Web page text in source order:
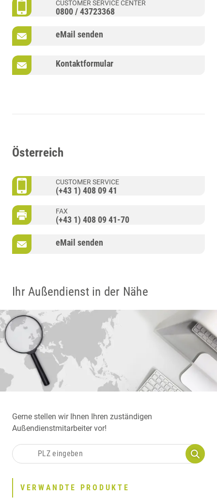
CUSTOMER SERVICE CENTER
0800 / 43723368
eMail senden
Kontaktformular
Österreich
CUSTOMER SERVICE
(+43 1) 408 09 41
FAX
(+43 1) 408 09 41-70
eMail senden
Ihr Außendienst in der Nähe
Gerne stellen wir Ihnen Ihren zuständigen
Außendienstmitarbeiter vor!
VERWANDTE PRODUKTE